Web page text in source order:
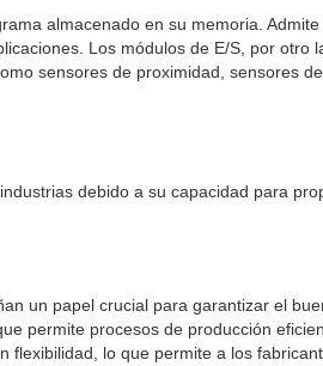
almacenado en su memoria.
Los módulos de E/S, por
sensores de proximidad, sensores
debido a su capacidad para
un papel crucial para garantizar el
permite procesos de producción
lo que permite a los